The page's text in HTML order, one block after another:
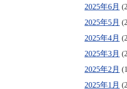
2025年6月
2025年5月
2025年4月
2025年3月
2025年2月
2025年1月